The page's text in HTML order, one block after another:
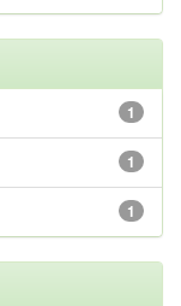
1
1
1